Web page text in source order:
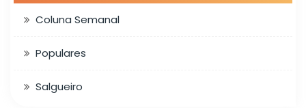
Coluna Semanal
Populares
Salgueiro